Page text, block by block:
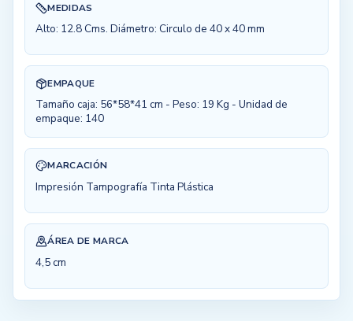
MEDIDAS
Alto: 12.8 Cms. Diámetro: Circulo de 40 x 40 mm
EMPAQUE
Tamaño caja: 56*58*41 cm - Peso: 19 Kg - Unidad de
empaque: 140
MARCACIÓN
Impresión Tampografía Tinta Plástica
ÁREA DE MARCA
4,5 cm